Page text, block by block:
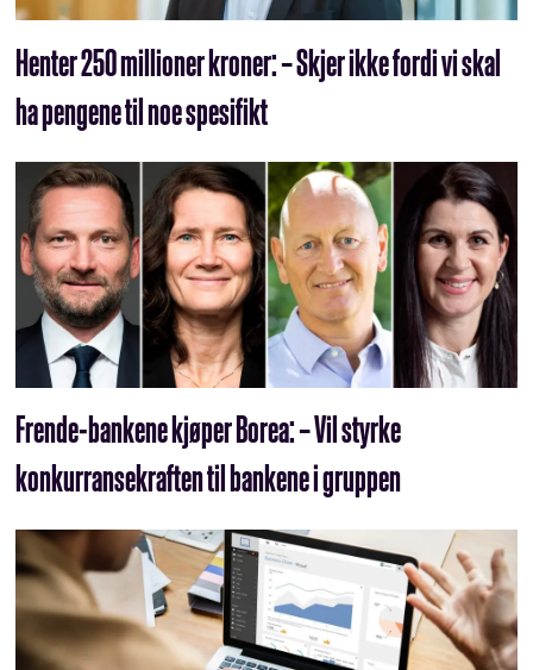
Henter 250 millioner kroner: – Skjer ikke fordi vi skal
ha pengene til noe spesifikt
Frende-bankene kjøper Borea: – Vil styrke
konkurransekraften til bankene i gruppen